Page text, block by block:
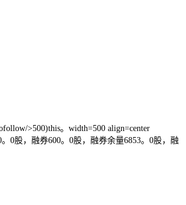
>500)this。width=500 align=center
0股，融券600。0股，融券余量6853。0股，融